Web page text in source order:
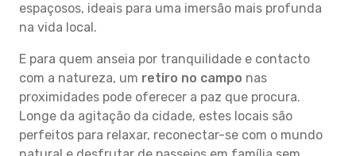
espaçosos, ideais para uma imersão mais profunda
na vida local.
E para quem anseia por tranquilidade e contacto
com a natureza, um retiro no campo nas
proximidades pode oferecer a paz que procura.
Longe da agitação da cidade, estes locais são
perfeitos para relaxar, reconectar-se com o mundo